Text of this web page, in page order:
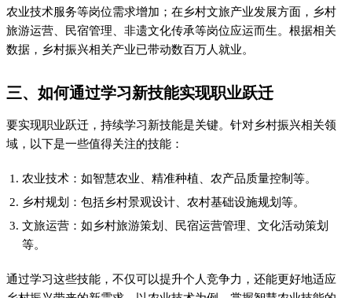
四、成功案例与经验分享